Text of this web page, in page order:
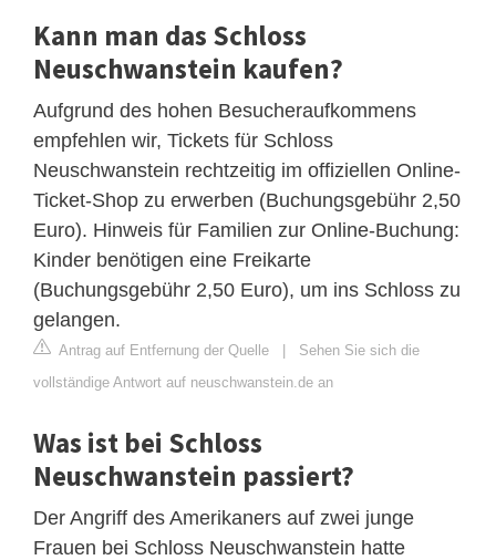
Kann man das Schloss
Neuschwanstein kaufen?
Aufgrund des hohen Besucheraufkommens
empfehlen wir, Tickets für Schloss
Neuschwanstein rechtzeitig im offiziellen Online-
Ticket-Shop zu erwerben (Buchungsgebühr 2,50
Euro). Hinweis für Familien zur Online-Buchung:
Kinder benötigen eine Freikarte
(Buchungsgebühr 2,50 Euro), um ins Schloss zu
gelangen.
Antrag auf Entfernung der Quelle | Sehen Sie sich die
vollständige Antwort auf neuschwanstein.de an
Was ist bei Schloss
Neuschwanstein passiert?
Der Angriff des Amerikaners auf zwei junge
Frauen bei Schloss Neuschwanstein hatte